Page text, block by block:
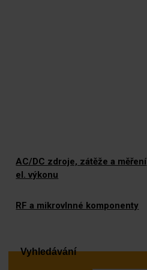
AC/DC zdroje, zátěže a měření
el. výkonu
RF a mikrovlnné komponenty
Vyhledávání